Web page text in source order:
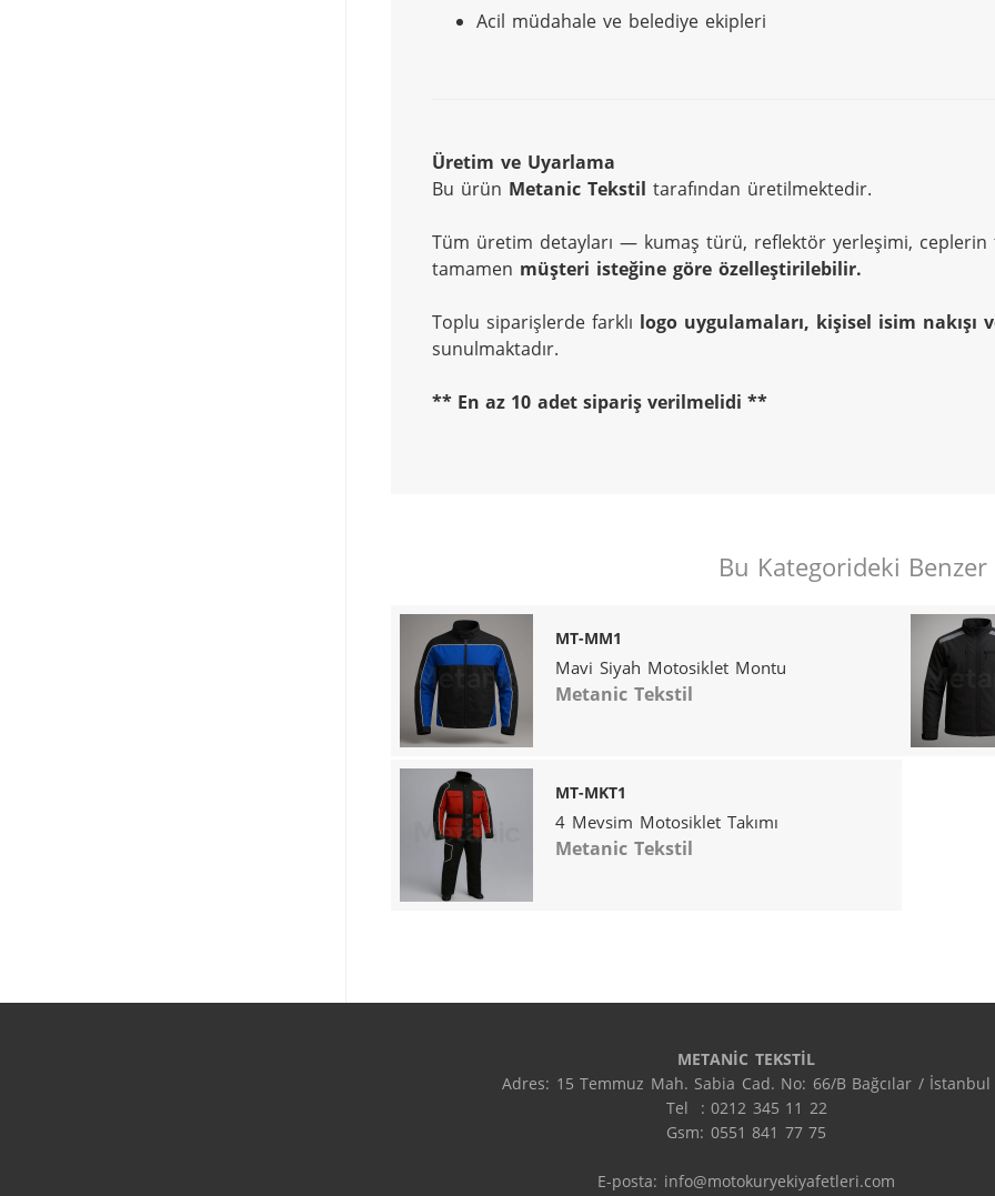
Acil müdahale ve belediye ekipleri
Üretim ve Uyarlama
Bu ürün Metanic Tekstil tarafından üretilmektedir.
Tüm üretim detayları — kumaş türü, reflektör yerleşimi,
tamamen müşteri isteğine göre özelleştirilebilir.
Toplu siparişlerde farklı logo uygulamaları, kişisel isim
sunulmaktadır.
** En az 10 adet sipariş verilmelidi **
Bu Kategorideki
MT-MM1
Mavi Siyah Motosiklet Montu
Metanic Tekstil
MT-MKT1
4 Mevsim Motosiklet Takımı
Metanic Tekstil
METANİC TEKSTİL
Adres: 15 Temmuz Mah. Sabia Cad. No: 66/B Bağcılar / İstanbul
Tel  : 0212 345 11 22
Gsm: 0551 841 77 75
E-posta: info@motokuryekiyafetleri.com